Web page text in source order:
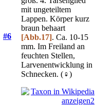
#6
mit ungeteiltem
Lappen. Körper kurz
braun behaart
[Abb.17]. Ca. 10-15
mm. Im Freiland an
feuchten Stellen,
Larvenentwicklung in
Schnecken. (♀)